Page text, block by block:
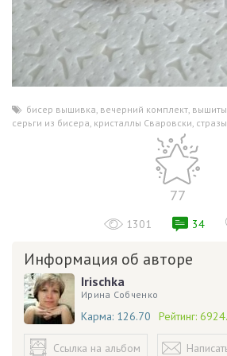
бисер вышивка вечерний комплект
серьги из бисера кристаллы Сваровски
77
1301 34
Информация об авторе
Irischka
Ирина Собченко
Карма: 126.70 Рейтинг:
Ссылка на альбом